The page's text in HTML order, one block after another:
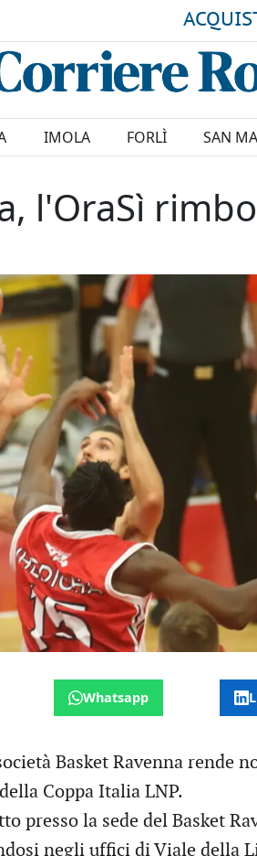
IMOLA FORLÌ SAN
l'OraSì
Whatsapp
Basket Ravenna rende
Coppa Italia LNP.
presso la sede del Basket
negli uffici di Viale della